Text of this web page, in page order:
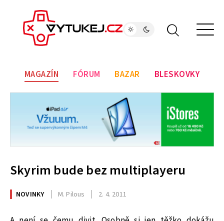
MAGAZÍN FÓRUM BAZAR BLESKOVKY
Skyrim bude bez multiplayeru
NOVINKY M. Pilous 2. 4. 2011